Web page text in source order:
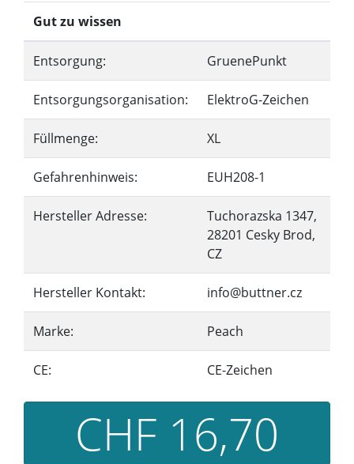
Gut zu wissen
Entsorgung: GruenePunkt
Entsorgungsorganisation: ElektroG-Zeichen
Füllmenge: XL
Gefahrenhinweis: EUH208-1
Hersteller Adresse:
Tuchorazska 1347,
28201 Cesky Brod,
CZ
Hersteller Kontakt: info@buttner.cz
Marke: Peach
CE: CE-Zeichen
CHF 16,70